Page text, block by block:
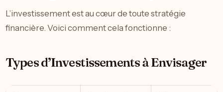
L’investissement est au cœur de toute stratégie
financière. Voici comment cela fonctionne :
Types d’Investissements à Envisager